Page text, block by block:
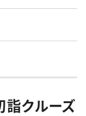
クルーズ